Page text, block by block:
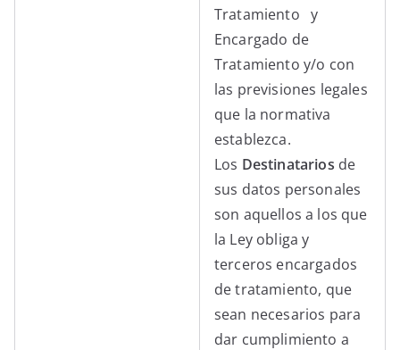
Tratamiento y
Encargado de
Tratamiento y/o con
las previsiones legales
que la normativa
establezca.
Los Destinatarios de
sus datos personales
son aquellos a los que
la Ley obliga y
terceros encargados
de tratamiento, que
sean necesarios para
dar cumplimiento a